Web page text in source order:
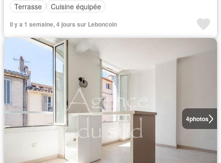
Terrasse
Cuisine équipée
Il y a 1 semaine, 4 jours sur Leboncoin
4photos